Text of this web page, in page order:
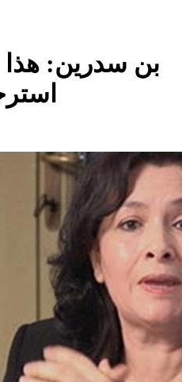
بن سدرين: هذا